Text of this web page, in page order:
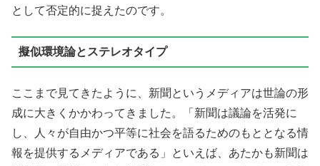
として否定的に捉えたのです。
擬似環境論とステレオタイプ
ここまで見てきたように、新聞というメディアは世論の形
成に大きくかかわってきました。「新聞は議論を活発に
し、人々が自由かつ平等に社会を語るためのもととなる情
報を提供するメディアである」といえば、あたかも新聞は